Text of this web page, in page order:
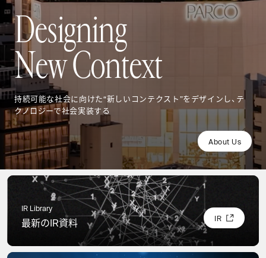
Designing
NewContext
持続可能な社会に向けた“新しいコンテクスト”をデザインし、テ
クノロジーで社会実装する
About Us
About Us
IR Library
最新のIR資料 IR
IR